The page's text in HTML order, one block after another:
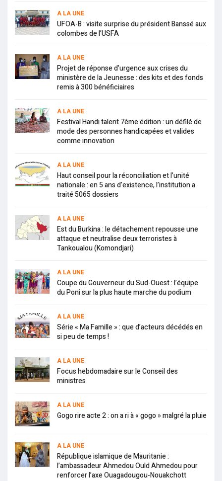
A LA UNE
UFOA-B : visite surprise du président Banssé aux
colombes de l’USFA
A LA UNE
Projet de réponse d’urgence aux crises du
ministère de la Jeunesse : des kits et des fonds
remis à 300 bénéficiaires
A LA UNE
Festival Handi talent 7ème édition : un défilé de
mode des personnes handicapées et valides
comme innovation
A LA UNE
Haut conseil pour la réconciliation et l’unité
nationale : en 5 ans d’existence, l’institution a
traité 5065 dossiers
A LA UNE
Est du Burkina : le détachement repousse une
attaque et neutralise deux terroristes à
Tankoualou (Komondjari)
A LA UNE
Coupe du Gouverneur du Sud-Ouest : l’équipe
du Poni sur la plus haute marche du podium
A LA UNE
Série « Ma Famille » : que d’acteurs décédés en
si peu de temps !
A LA UNE
Focus hebdomadaire sur le Conseil des
ministres
A LA UNE
Gogo rire acte 2 : on a ri à « gogo » malgré la pluie
A LA UNE
République islamique de Mauritanie :
l’ambassadeur Ahmedou Ould Ahmedou pour
renforcer l’axe Ouagadougou-Nouakchott